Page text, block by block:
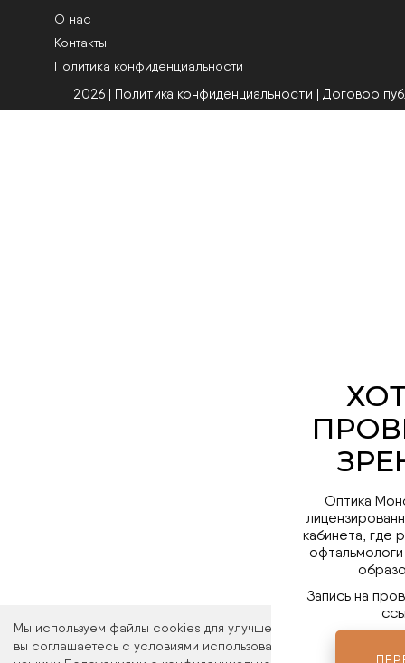
Мы используем файлы cookies для улучшения работы сайта.
вы соглашаетесь с условиями использования файлов cookies.
О нас
Контакты
Политика конфиденциальности
2026 | Политика конфиденциальности | Договор
Оптика
кабинета, где
Запись на